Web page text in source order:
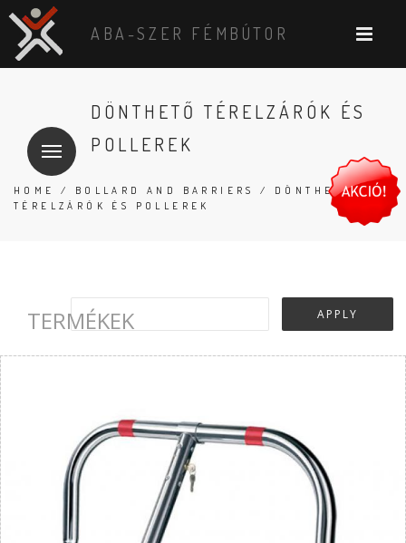
ABA-SZER FÉMBÚTOR
DÖNTHETŐ TÉRELZÁRÓK ÉS
POLLEREK
HOME / BOLLARD AND BARRIERS
/ DÖNTHETŐ
TÉRELZÁRÓK ÉS POLLEREK
TERMÉKEK